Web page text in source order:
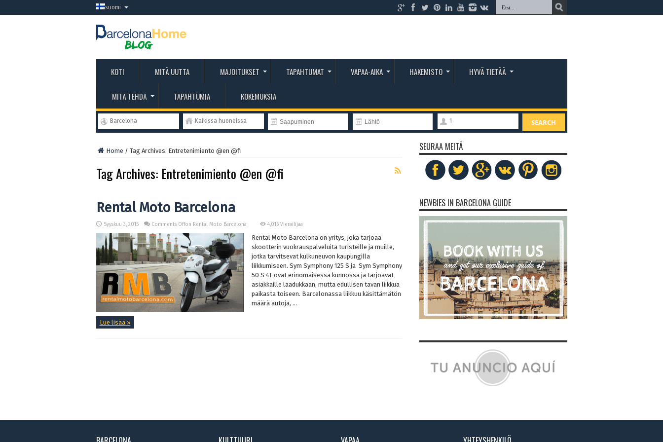
suomi
KOTI MITÄ UUTTA MAJOITUKSET TAPAHTUMAT VAPAA-AIKA HAKEMISTO HYVÄ TIETÄÄ
MITÄ TEHDÄ TAPAHTUMIA KOKEMUKSIA
Barcelona Kaikissa huoneissa 1 SEARCH
Home / Tag Archives: Entretenimiento @en @fi
Tag Archives: Entretenimiento @en @fi
Rental Moto Barcelona
Syyskuu 3, 2015 Comments Offon Rental Moto Barcelona 4,016 Vierailijaa
Rental Moto Barcelona on yritys, joka tarjoaa
skootterin vuokrauspalveluita turisteille ja muille,
jotka tarvitsevat kulkuneuvon kaupungilla
liikkumiseen. Sym Symphony 125 S ja Sym Symphony
50 S 4T ovat erinomaisessa kunnossa ja tarjoavat
asiakkaille laadukkaan, mutta edullisen tavan liikkua
paikasta toiseen. Barcelonassa liikkuu käsittämätön
määrä autoja, ...
Lue lisää »
SEURAA MEITÄ
NEWBIES IN BARCELONA GUIDE